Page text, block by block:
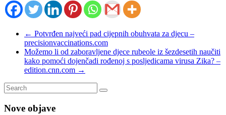
← Potvrđen najveći pad cijepnih obuhvata za djecu –
precisionvaccinations.com
Možemo li od zaboravljene djece rubeole iz šezdesetih naučiti
kako pomoći dojenčadi rođenoj s posljedicama virusa Zika? –
edition.cnn.com →
Nove objave